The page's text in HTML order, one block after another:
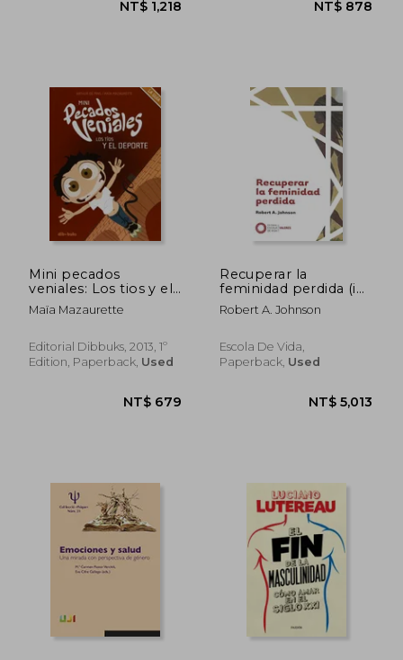
NT$ 1,218
Mini pecados
veniales: Los tios y el
deporte 03 (in
Spanish)
Maïa Mazaurette
Editorial Dibbuks, 2013, 1º
Edition, Paperback, Used
Recuperar la
feminidad perdida (in
Spanish)
Robert A. Johnson
Escola De Vida,
Paperback, Used